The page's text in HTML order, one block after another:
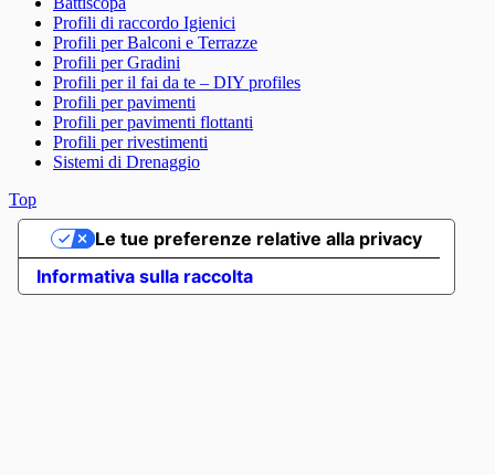
Profili di raccordo Igienici
Profili per Balconi e Terrazze
Profili per Gradini
Profili per il fai da te – DIY profiles
Profili per pavimenti
Profili per pavimenti flottanti
Profili per rivestimenti
Sistemi di Drenaggio
Top
Informativa sulla raccolta
Le tue preferenze relative alla privacy